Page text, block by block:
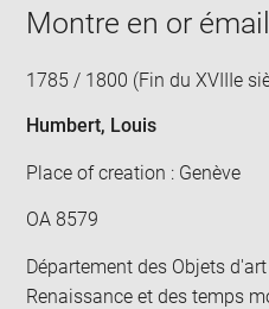
Montre en or
1785 / 1800 (Fin du XVIIIe
Humbert, Louis
Place of creation : Genève
OA 8579
Département des Objets
Renaissance et des temps